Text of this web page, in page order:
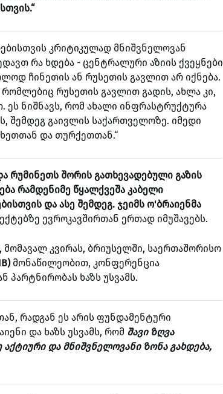
კრიტიკულად მნიშვნელოვან
რა ხდება - ცენტრალური აზიის ქვეყნები
ჩინეთის ან რუსეთის გავლით არ იქნება.
რუსეთის გავლით გადის, ახლა კი,
ეს ნიშნავს, რომ ახალი ინფრასტრუქტურა
შემდეგ გაივლის საქართველოზე. იმედი
და თურქეთთან.“
რუმინეთს შორის გათხევადებული გაზის
რამდენიმე წყალქვეშა კაბელი
და ასე შემდეგ. ჯეიმს ო'ბრაიენმა
ევროკავშირთან ერთად იმუშავებს.
მომავალ კვირას, ბრიუსელში, საერთაშორისო
მონაწილეობით, კონფერენცია
პარტნირობას ხაზს უსვამს.
რადგან ეს არის ფუნდამენტური
და ხაზს უსვამს, რომ შავი ზღვა
და მნიშვნელოვანი ზონა გახდება,